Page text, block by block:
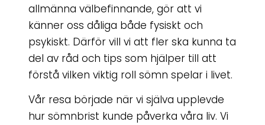
allmänna välbefinnande, gör att vi
känner oss dåliga både fysiskt och
psykiskt. Därför vill vi att fler ska kunna ta
del av råd och tips som hjälper till att
förstå vilken viktig roll sömn spelar i livet.
Vår resa började när vi själva upplevde
hur sömnbrist kunde påverka våra liv. Vi